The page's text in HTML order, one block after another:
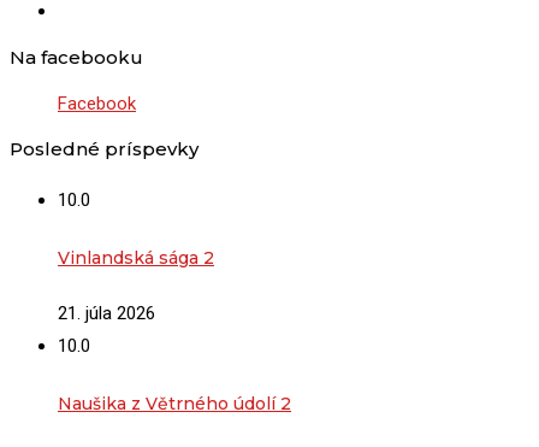
Na facebooku
Facebook
Posledné príspevky
10.0
Vinlandská sága 2
21. júla 2026
10.0
Naušika z Větrného údolí 2